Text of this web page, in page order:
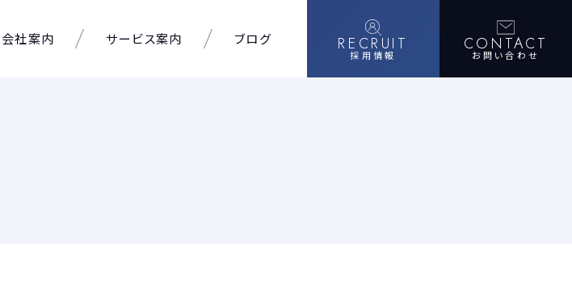
会社案内 サービス案内 ブログ RECRUIT
採用情報
CONTACT
お問い合わせ